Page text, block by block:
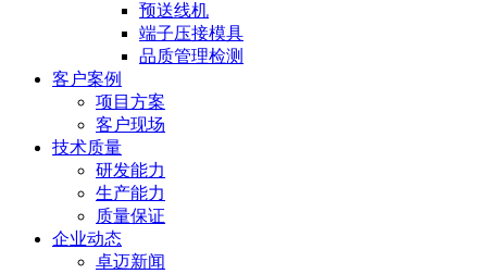
预送线机
端子压接模具
品质管理检测
客户案例
项目方案
客户现场
技术质量
研发能力
生产能力
质量保证
企业动态
卓迈新闻